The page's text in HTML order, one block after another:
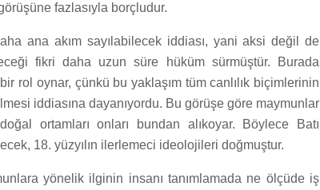
fazlasıyla borçludur.
ana akım sayılabilecek iddiası, yani aksi değil de
fikri daha uzun süre hüküm sürmüştür. Burada
rol oynar, çünkü bu yaklaşım tüm canlılık biçimlerinin
iddiasına dayanıyordu. Bu görüşe göre maymunlar
ortamları onları bundan alıkoyar. Böylece Batı
18. yüzyılın ilerlemeci ideolojileri doğmuştur.
yönelik ilginin insanı tanımlamada ne ölçüde iş